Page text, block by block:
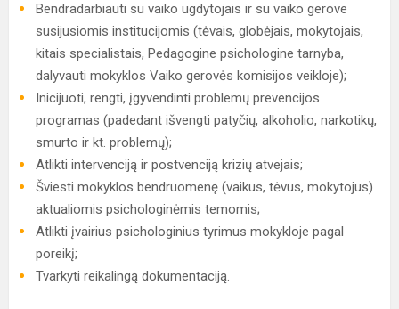
Bendradarbiauti su vaiko ugdytojais ir su vaiko gerove
susijusiomis institucijomis (tėvais, globėjais, mokytojais,
kitais specialistais, Pedagogine psichologine tarnyba,
dalyvauti mokyklos Vaiko gerovės komisijos veikloje);
Inicijuoti, rengti, įgyvendinti problemų prevencijos
programas (padedant išvengti patyčių, alkoholio, narkotikų,
smurto ir kt. problemų);
Atlikti intervenciją ir postvenciją krizių atvejais;
Šviesti mokyklos bendruomenę (vaikus, tėvus, mokytojus)
aktualiomis psichologinėmis temomis;
Atlikti įvairius psichologinius tyrimus mokykloje pagal
poreikį;
Tvarkyti reikalingą dokumentaciją.